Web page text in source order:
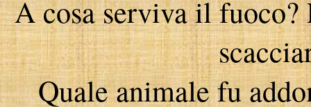
A cosa serviva il fuoco?
Quale animale fu